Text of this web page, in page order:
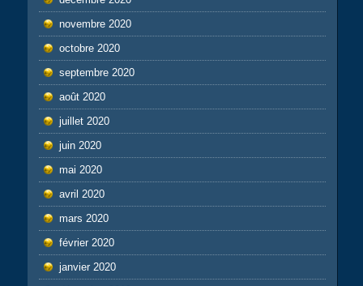
novembre 2020
octobre 2020
septembre 2020
août 2020
juillet 2020
juin 2020
mai 2020
avril 2020
mars 2020
février 2020
janvier 2020